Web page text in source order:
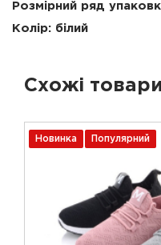
Розмірний ряд
Колір: білий
Схожі товари
Новинка Популярний